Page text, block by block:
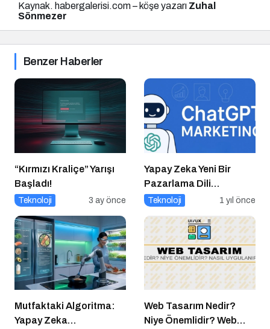
Kaynak. habergalerisi.com – köşe yazarı Zuhal
Sönmezer
Benzer Haberler
“Kırmızı Kraliçe” Yarışı
Başladı!
Teknoloji 3 ay önce
Yapay Zeka Yeni Bir
Pazarlama Dili
Konuşuyor:
Güncellemeleri ve
Markalara Yönelik
Fırsatlar
Teknoloji 1 yıl önce
Mutfaktaki Algoritma:
Yapay Zeka
Web Tasarım Nedir?
Niye Önemlidir? Web